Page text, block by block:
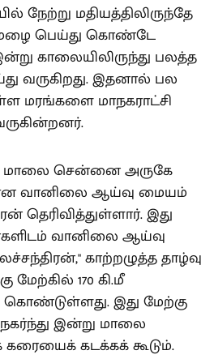
நேற்று மதியத்திலிருந்தே
மழை பெய்து கொண்டே
காலையிலிருந்து பலத்த
வருகிறது. இதனால் பல
மரங்களை மாநகராட்சி
மாலை சென்னை அருகே
வானிலை ஆய்வு மையம்
தெரிவித்துள்ளார். இது
வானிலை ஆய்வு
காற்றழுத்த தாழ்வு
மேற்கில் 170 கி.மீ
இது மேற்கு
இன்று மாலை
கடக்கக் கூடும்.